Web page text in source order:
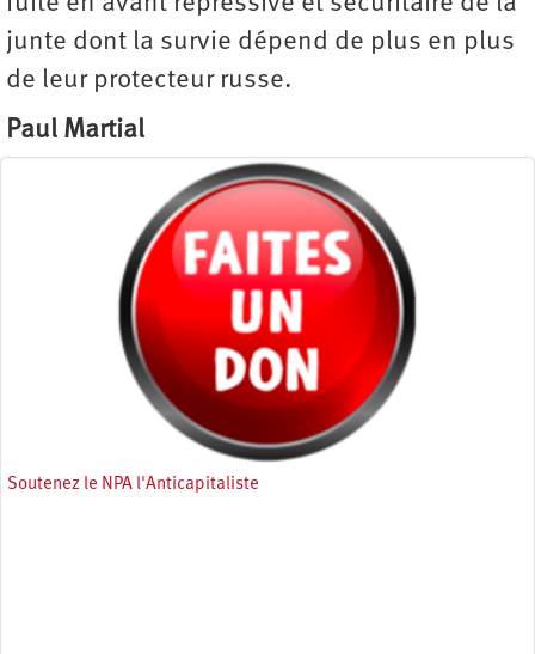
junte dont la survie dépend de plus en plus
de leur protecteur russe.
Paul Martial
Soutenez le NPA l'Anticapitaliste